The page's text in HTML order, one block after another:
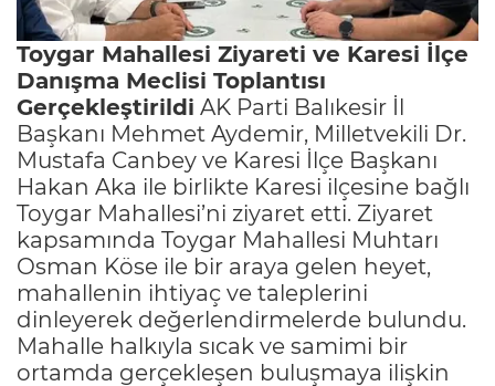
Toygar Mahallesi Ziyareti ve Karesi İlçe
Danışma Meclisi Toplantısı
Gerçekleştirildi AK Parti Balıkesir İl
Başkanı Mehmet Aydemir, Milletvekili Dr.
Mustafa Canbey ve Karesi İlçe Başkanı
Hakan Aka ile birlikte Karesi ilçesine bağlı
Toygar Mahallesi’ni ziyaret etti. Ziyaret
kapsamında Toygar Mahallesi Muhtarı
Osman Köse ile bir araya gelen heyet,
mahallenin ihtiyaç ve taleplerini
dinleyerek değerlendirmelerde bulundu.
Mahalle halkıyla sıcak ve samimi bir
ortamda gerçekleşen buluşmaya ilişkin